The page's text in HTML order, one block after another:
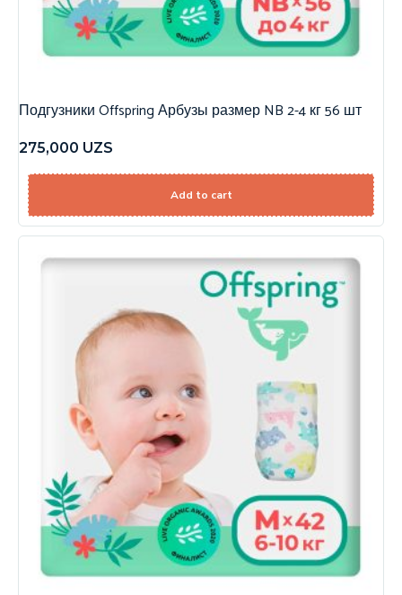
Подгузники Offspring Арбузы размер NB 2-4 кг 56 шт
275,000 UZS
Add to cart